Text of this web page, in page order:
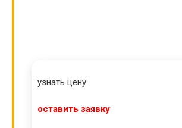
узнать цену
оставить заявку